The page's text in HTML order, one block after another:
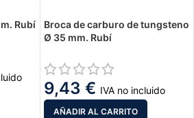
Rubí
Broca de carburo de tungsteno
Ø 35 mm. Rubí
9,43 € IVA no incluido
AÑADIR AL CARRITO